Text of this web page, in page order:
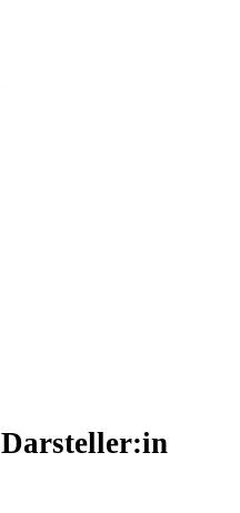
Darsteller:in